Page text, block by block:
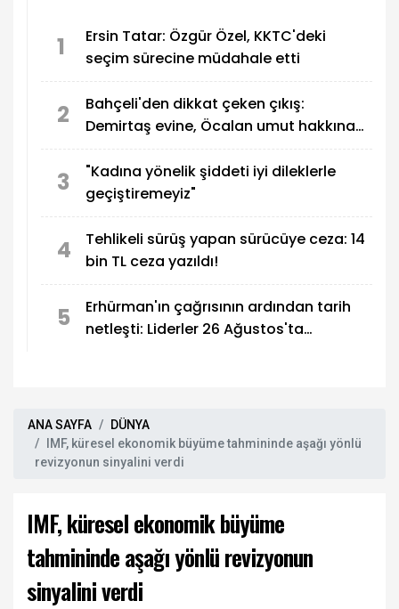
1
Ersin Tatar: Özgür Özel, KKTC'deki
seçim sürecine müdahale etti
2
Bahçeli'den dikkat çeken çıkış:
Demirtaş evine, Öcalan umut hakkına
3
"Kadına yönelik şiddeti iyi dileklerle
geçiştiremeyiz"
4
Tehlikeli sürüş yapan sürücüye ceza: 14
bin TL ceza yazıldı!
5
Erhürman'ın çağrısının ardından tarih
netleşti: Liderler 26 Ağustos'ta
ANA SAYFA
DÜNYA
IMF, küresel ekonomik büyüme tahmininde aşağı yönlü
revizyonun sinyalini verdi
IMF, küresel ekonomik büyüme
tahmininde aşağı yönlü revizyonun
sinyalini verdi